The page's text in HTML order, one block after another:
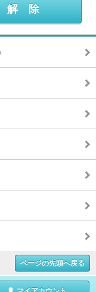
ページの先頭へ戻る